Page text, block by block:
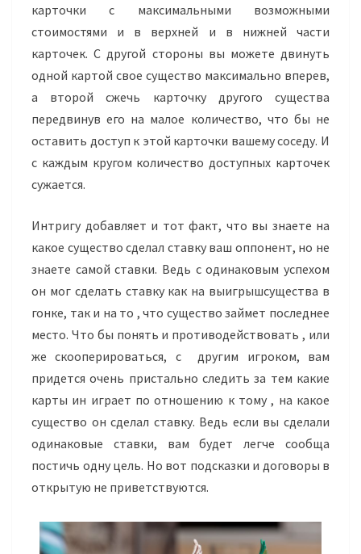
карточки с максимальными возможными
стоимостями и в верхней и в нижней части
карточек. С другой стороны вы можете двинуть
одной картой свое существо максимально вперев,
а второй сжечь карточку другого существа
передвинув его на малое количество, что бы не
оставить доступ к этой карточки вашему соседу. И
с каждым кругом количество доступных карточек
сужается.
Интригу добавляет и тот факт, что вы знаете на
какое существо сделал ставку ваш оппонент, но не
знаете самой ставки. Ведь с одинаковым успехом
он мог сделать ставку как на выигрышсущества в
гонке, так и на то , что существо займет последнее
место. Что бы понять и противодействовать , или
же скооперироваться, с другим игроком, вам
придется очень пристально следить за тем какие
карты ин играет по отношению к тому , на какое
существо он сделал ставку. Ведь если вы сделали
одинаковые ставки, вам будет легче сообща
постичь одну цель. Но вот подсказки и договоры в
открытую не приветствуются.